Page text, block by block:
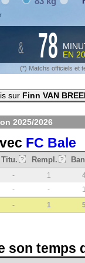
& 78
EN
(*) Matchs officiels et
sur Finn VAN
2025/2026
FC Bale
Titu. ? Rempl. ?
- 1
- -
- 1
son temps